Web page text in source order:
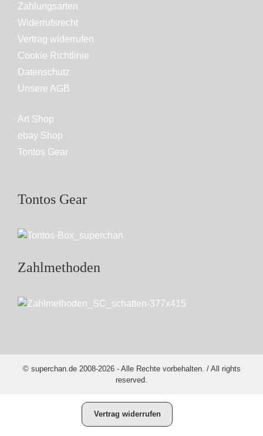
Zahlungsarten
Widerrufsrecht
Vertrag widerrufen
Cookie Richtlinie
Datenschutz
Unsere AGB
Art Shop
ebay Shop
Tontos Gear
Tontos Gear
Zahlmethoden
© superchan.de 2008-2026 - Alle Rechte vorbehalten. / All rights
reserved.
Vertrag widerrufen